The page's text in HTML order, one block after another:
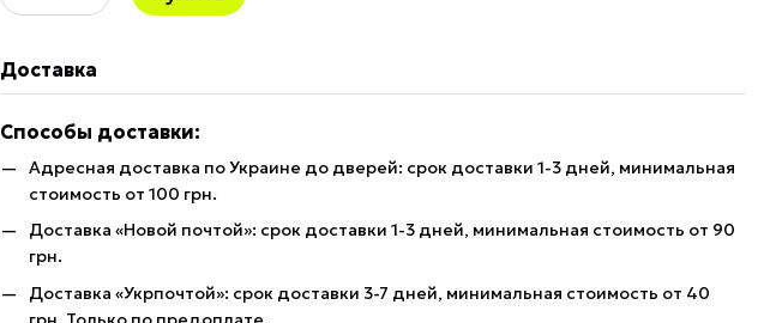
Доставка
Способы доставки:
Адресная доставка по Украине до дверей: срок доставки 1-3 дней, минимальная
стоимость от 100 грн.
Доставка «Новой почтой»: срок доставки 1-3 дней, минимальная стоимость от 90
грн.
Доставка «Укрпочтой»: срок доставки 3-7 дней, минимальная стоимость от 40